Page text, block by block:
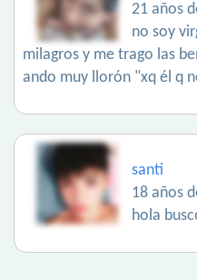
21 años
no soy
milagros y me trago las
ando muy llorón "xq él q
santi
18 años
hola